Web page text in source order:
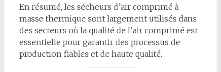
En résumé, les sécheurs d’air comprimé à
masse thermique sont largement utilisés dans
des secteurs où la qualité de l’air comprimé est
essentielle pour garantir des processus de
production fiables et de haute qualité.